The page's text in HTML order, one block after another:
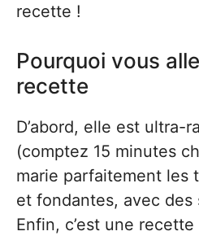
recette !
Pourquoi vous
recette
D’abord, elle est ultra-
(comptez 15 minutes
marie parfaitement les
et fondantes, avec des
Enfin, c’est une